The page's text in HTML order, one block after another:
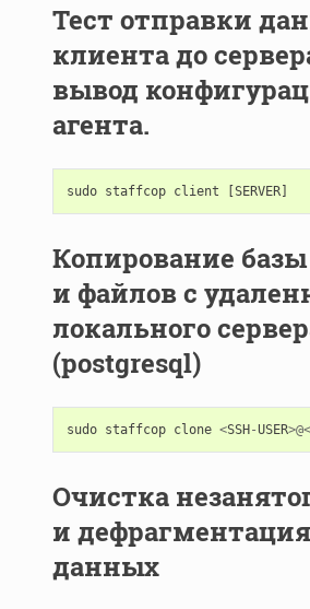
Тест отправки
клиента до
вывод
агента.
sudo staffcop client [SERVER]
Копирование
и файлов с
локального
(postgresql)
sudo staffcop clone <SSH-USER
Очистка
и
данных